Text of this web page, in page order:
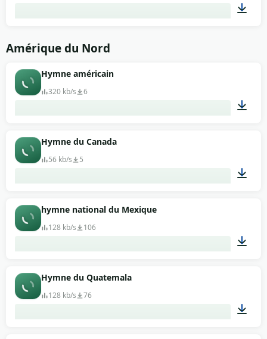
Amérique du Nord
Hymne américain
320 kb/s 6
Hymne du Canada
56 kb/s 5
hymne national du Mexique
128 kb/s 106
Hymne du Quatemala
128 kb/s 76